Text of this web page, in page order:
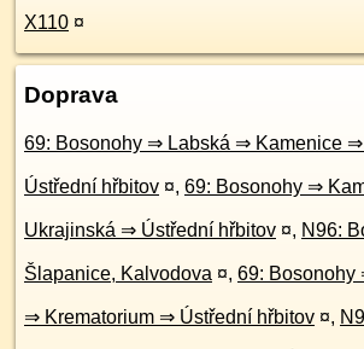
X110 ¤
Doprava
69: Bosonohy ⇒ Labská ⇒ Kamenice
Ústřední hřbitov ¤, 69: Bosonohy ⇒
Ukrajinská ⇒ Ústřední hřbitov ¤, N96:
Šlapanice, Kalvodova ¤, 69: Bosonohy
⇒ Krematorium ⇒ Ústřední hřbitov ¤,